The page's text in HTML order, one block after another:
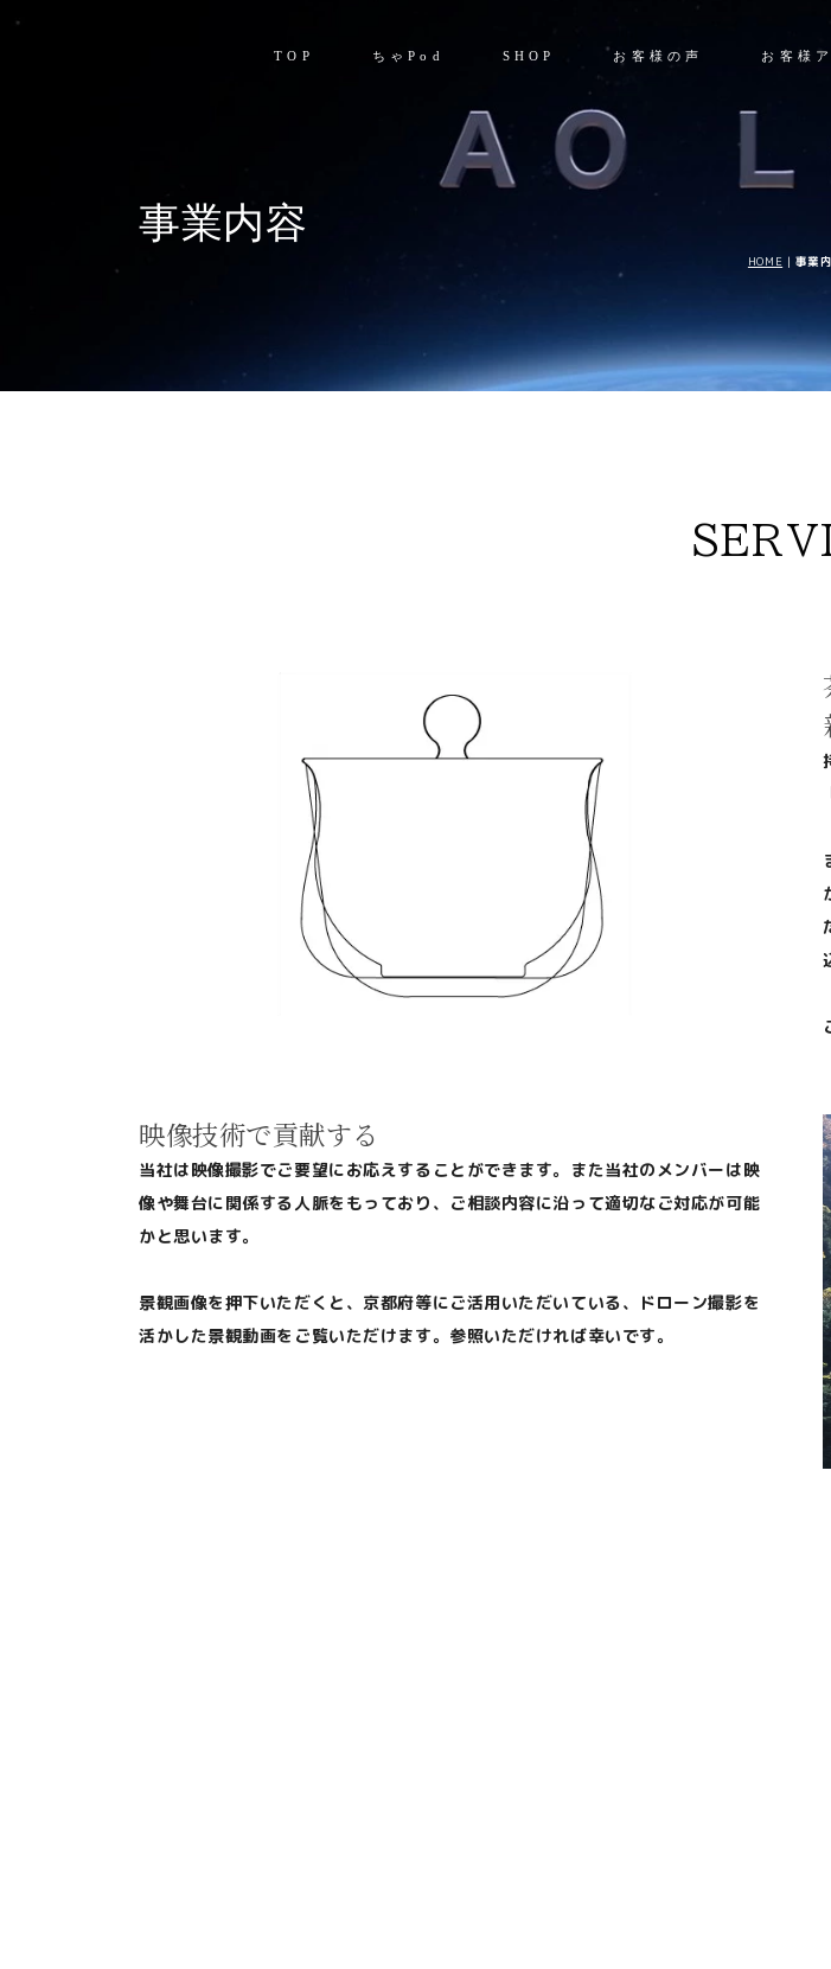
TOP ちゃPod SHOP お客様の声 お客様
事業内容
HOME | 事業
映像技術で貢献する
当社は映像撮影でご要望にお応えすることができます。また当社のメンバーは映
像や舞台に関係する人脈をもっており、ご相談内容に沿って適切なご対応が可能
かと思います。
景観画像を押下いただくと、京都府等にご活用いただいている、ドローン撮影を
活かした景観動画をご覧いただけます。参照いただければ幸いです。